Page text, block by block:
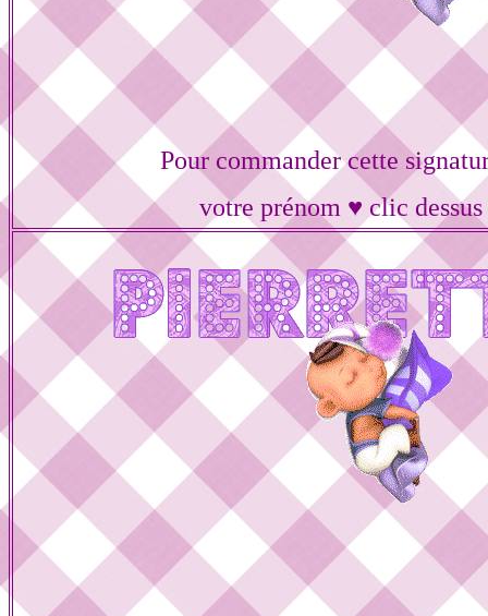
Pour commander cette
votre prénom ♥ clic dessus